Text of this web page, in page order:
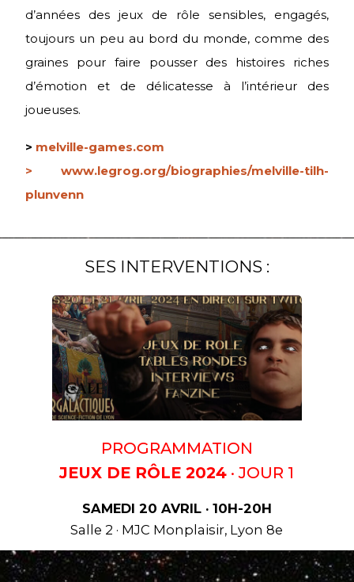
d’années des jeux de rôle sensibles, engagés,
toujours un peu au bord du monde, comme des
graines pour faire pousser des histoires riches
d’émotion et de délicatesse à l’intérieur des
joueuses.
> melville-games.com
> www.legrog.org/biographies/melville-tilh-
plunvenn
SES INTERVENTIONS :
PROGRAMMATION
JEUX DE RÔLE 2024 · JOUR 1
SAMEDI 20 AVRIL · 10H-20H
Salle 2 · MJC Monplaisir, Lyon 8e